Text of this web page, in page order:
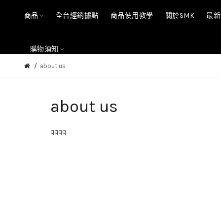
商品 全台經銷據點 商品使用教學 關於SMK 最
購物須知
about us
about us
qqqq